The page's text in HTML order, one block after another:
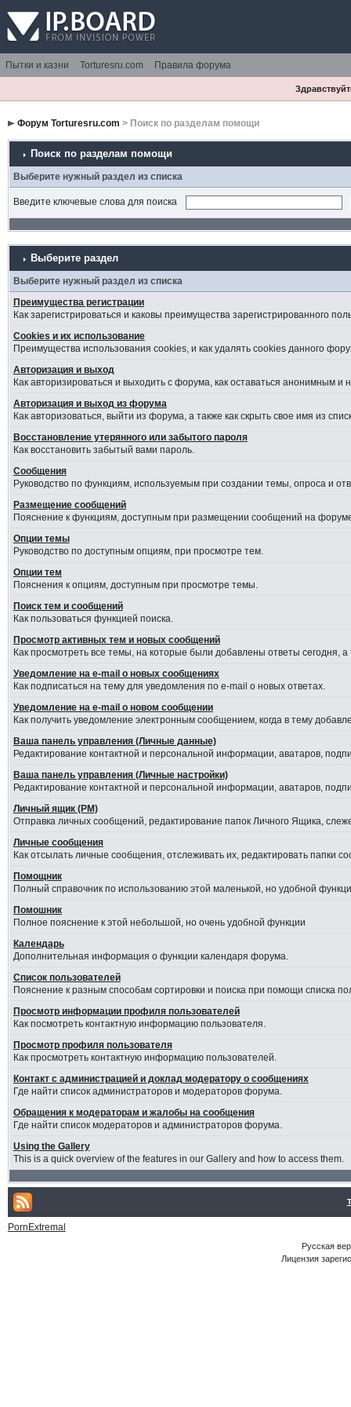
Пытки и казни Torturesru.com Правила форума
Форум Torturesru.com > Поиск по разделам помощи
Поиск по разделам помощи
Выберите нужный раздел из списка
Введите ключевые слова для поиска
Выберите раздел
Выберите нужный раздел из списка
Преимущества регистрации
Как зарегистрироваться и каковы преимущества зарегистрированного
Cookies и их использование
Преимущества использования cookies, и как удалять cookies данного
Авторизация и выход
Как авторизироваться и выходить с форума, как оставаться анонимным
Авторизация и выход из форума
Как авторизоваться, выйти из форума, а также как скрыть свое имя из
Восстановление утерянного или забытого пароля
Как восстановить забытый вами пароль.
Сообщения
Руководство по функциям, используемым при создании темы, опроса и
Размещение сообщений
Пояснение к функциям, доступным при размещении сообщений на
Опции темы
Руководство по доступным опциям, при просмотре тем.
Опции тем
Пояснения к опциям, доступным при просмотре темы.
Поиск тем и сообщений
Как пользоваться функцией поиска.
Просмотр активных тем и новых сообщений
Как просмотреть все темы, на которые были добавлены ответы сегодня,
Уведомление на e-mail о новых сообщениях
Как подписаться на тему для уведомления по e-mail о новых ответах.
Уведомление на е-mail о новом сообщении
Как получить уведомление электронным сообщением, когда в тему
Ваша панель управления (Личные данные)
Редактирование контактной и персональной информации, аватаров,
Ваша панель управления (Личные настройки)
Редактирование контактной и персональной информации, аватаров,
Личный ящик (PM)
Отправка личных сообщений, редактирование папок Личного Ящика,
Личные сообщения
Как отсылать личные сообщения, отслеживать их, редактировать папки
Помощник
Полный справочник по использованию этой маленькой, но удобной
Помошник
Полное пояснение к этой небольшой, но очень удобной функции
Календарь
Дополнительная информация о функции календаря форума.
Список пользователей
Пояснение к разным способам сортировки и поиска при помощи списка
Просмотр информации профиля пользователей
Как посмотреть контактную информацию пользователя.
Просмотр профиля пользователя
Как просмотреть контактную информацию пользователей.
Контакт с администрацией и доклад модератору о сообщениях
Где найти список администраторов и модераторов форума.
Обращения к модераторам и жалобы на сообщения
Где найти список модераторов и администраторов форума.
Using the Gallery
This is a quick overview of the features in our Gallery and how to access them.
PornExtremal
Русская
Лицензия